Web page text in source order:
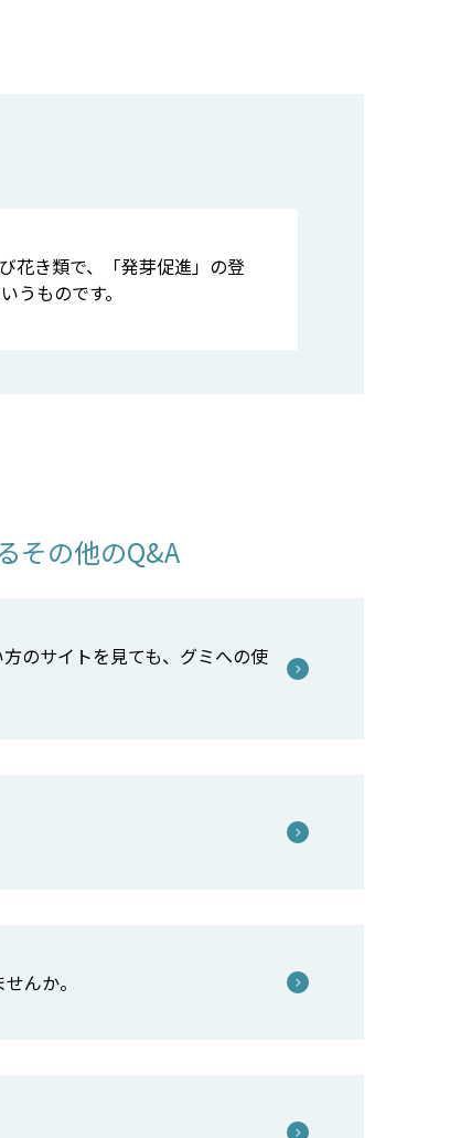
花き類で、「発芽促進」の登
ものです。
その他のQ&A
のサイトを見ても、グミへの使
んか。